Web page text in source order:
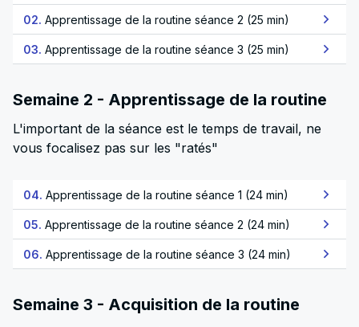
02. Apprentissage de la routine séance 2 (25 min)
03. Apprentissage de la routine séance 3 (25 min)
Semaine 2 - Apprentissage de la routine
L'important de la séance est le temps de travail, ne
vous focalisez pas sur les "ratés"
04. Apprentissage de la routine séance 1 (24 min)
05. Apprentissage de la routine séance 2 (24 min)
06. Apprentissage de la routine séance 3 (24 min)
Semaine 3 - Acquisition de la routine